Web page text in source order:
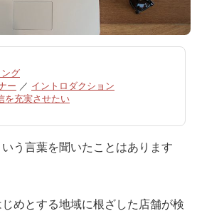
グ
ー ／ イントロダクション
を充実させたい
いう言葉を聞いたことはあります
めとする地域に根ざした店舗が検